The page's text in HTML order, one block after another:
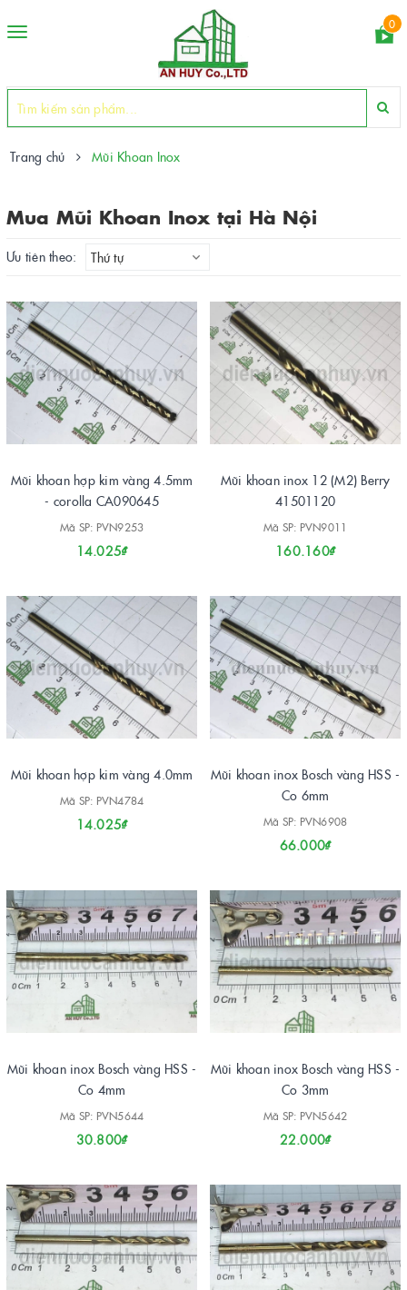
Toggle
0
Trang chủ Mũi Khoan Inox
Mua Mũi Khoan Inox tại Hà Nội
Ưu tiên theo: Thứ tự
Mũi khoan hợp kim vàng 4.5mm
- corolla CA090645
Mã SP: PVN9253
14.025₫
Mũi khoan inox 12 (M2) Berry
41501120
Mã SP: PVN9011
160.160₫
Mũi khoan hợp kim vàng 4.0mm
Mã SP: PVN4784
14.025₫
Mũi khoan inox Bosch vàng HSS -
Co 6mm
Mã SP: PVN6908
66.000₫
Mũi khoan inox Bosch vàng HSS -
Co 4mm
Mã SP: PVN5644
30.800₫
Mũi khoan inox Bosch vàng HSS -
Co 3mm
Mã SP: PVN5642
22.000₫